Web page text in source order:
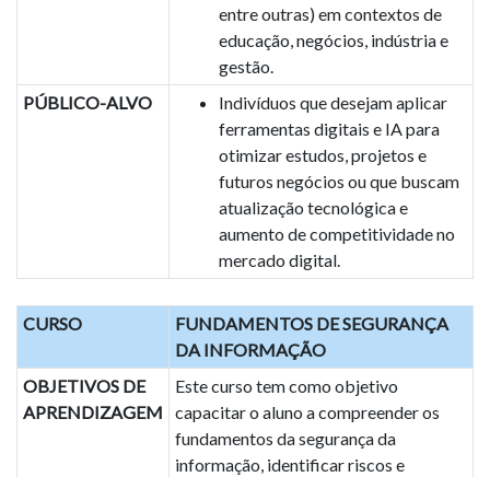
entre outras) em contextos de
educação, negócios, indústria e
gestão.
PÚBLICO-ALVO
Indivíduos que desejam aplicar
ferramentas digitais e IA para
otimizar estudos, projetos e
futuros negócios ou que buscam
atualização tecnológica e
aumento de competitividade no
mercado digital.
CURSO
FUNDAMENTOS DE SEGURANÇA
DA INFORMAÇÃO
OBJETIVOS DE
APRENDIZAGEM
Este curso tem como objetivo
capacitar o aluno a compreender os
fundamentos da segurança da
informação, identificar riscos e